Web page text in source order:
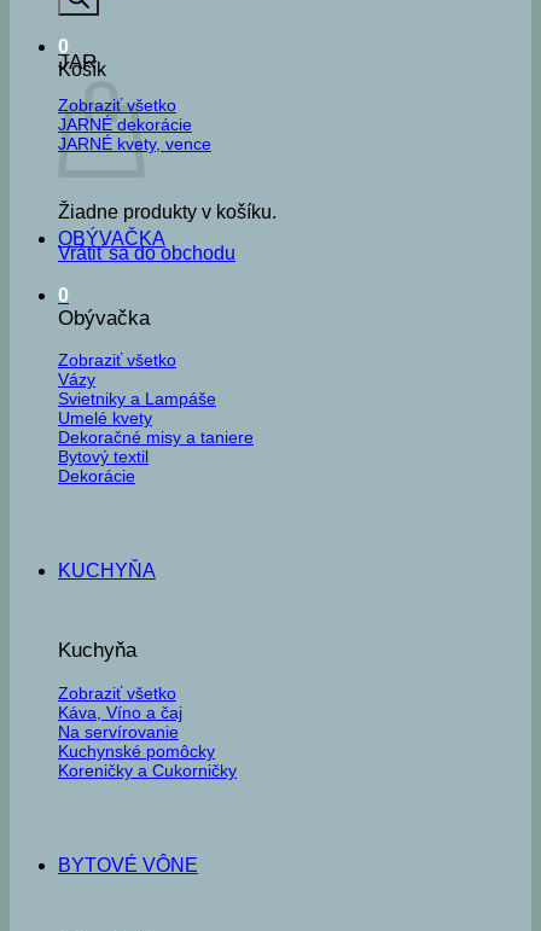
0
Košík
Žiadne produkty v košíku.
Vrátiť sa do obchodu
0
JAR
Zobraziť všetko
JARNÉ dekorácie
JARNÉ kvety, vence
OBÝVAČKA
Obývačka
Zobraziť všetko
Vázy
Svietniky a Lampáše
Umelé kvety
Dekoračné misy a taniere
Bytový textil
Dekorácie
KUCHYŇA
Kuchyňa
Zobraziť všetko
Káva, Víno a čaj
Na servírovanie
Kuchynské pomôcky
Koreničky a Cukorničky
BYTOVÉ VÔNE